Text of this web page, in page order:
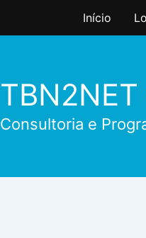
Início
Consultoria e